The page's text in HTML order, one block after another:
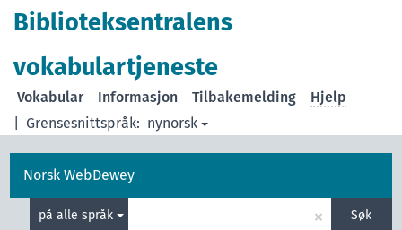
Biblioteksentralens
vokabulartjeneste
Grensesnittspråk: nynorsk
Vokabular Informasjon Tilbakemelding Hjelp
Norsk WebDewey
på alle språk × Søk